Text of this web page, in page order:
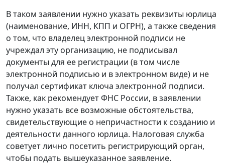
В таком заявлении нужно указать реквизиты юрлица
(наименование, ИНН, КПП и ОГРН), а также сведения
о том, что владелец электронной подписи не
учреждал эту организацию, не подписывал
документы для ее регистрации (в том числе
электронной подписью и в электронном виде) и не
получал сертификат ключа электронной подписи.
Также, как рекомендует ФНС России, в заявлении
нужно указать все возможные обстоятельства,
свидетельствующие о непричастности к созданию и
деятельности данного юрлица. Налоговая служба
советует лично посетить регистрирующий орган,
чтобы подать вышеуказанное заявление.